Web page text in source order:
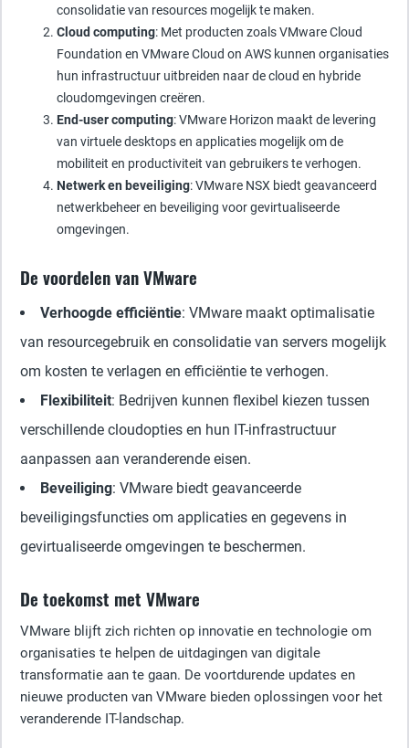
consolidatie van resources mogelijk te maken.
Cloud computing: Met producten zoals VMware Cloud
Foundation en VMware Cloud on AWS kunnen organisaties
hun infrastructuur uitbreiden naar de cloud en hybride
cloudomgevingen creëren.
End-user computing: VMware Horizon maakt de levering
van virtuele desktops en applicaties mogelijk om de
mobiliteit en productiviteit van gebruikers te verhogen.
Netwerk en beveiliging: VMware NSX biedt geavanceerd
netwerkbeheer en beveiliging voor gevirtualiseerde
omgevingen.
De voordelen van VMware
Verhoogde efficiëntie: VMware maakt optimalisatie
van resourcegebruik en consolidatie van servers mogelijk
om kosten te verlagen en efficiëntie te verhogen.
Flexibiliteit: Bedrijven kunnen flexibel kiezen tussen
verschillende cloudopties en hun IT-infrastructuur
aanpassen aan veranderende eisen.
Beveiliging: VMware biedt geavanceerde
beveiligingsfuncties om applicaties en gegevens in
gevirtualiseerde omgevingen te beschermen.
De toekomst met VMware
VMware blijft zich richten op innovatie en technologie om
organisaties te helpen de uitdagingen van digitale
transformatie aan te gaan. De voortdurende updates en
nieuwe producten van VMware bieden oplossingen voor het
veranderende IT-landschap.